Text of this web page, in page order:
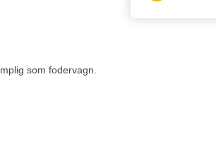
som fodervagn.